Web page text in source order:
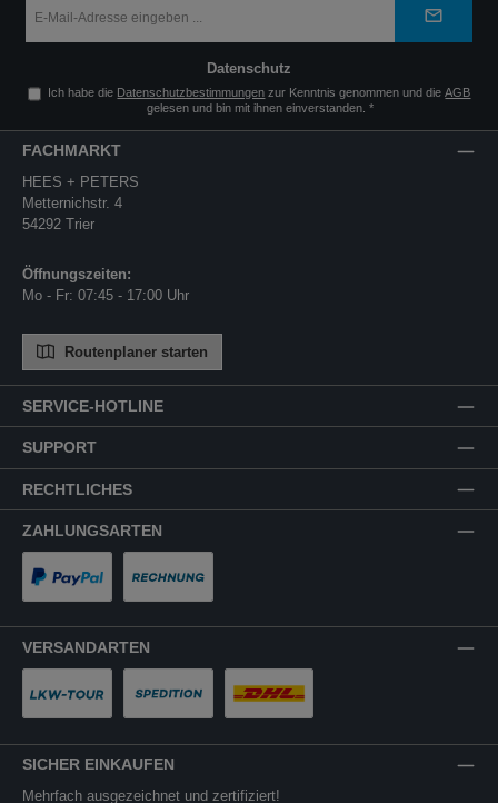
Mail-
*
Datenschutz
Ich habe die Datenschutzbestimmungen zur Kenntnis genommen und dieAGB
gelesen und bin mit ihnen einverstanden. *
SERVICE-HOTLINE
SUPPORT
RECHTLICHES
ZAHLUNGSARTEN
VERSANDARTEN
FACHMARKT
HEES + PETERS
Metternichstr. 4
54292 Trier
Öffnungszeiten:
Mo - Fr: 07:45 - 17:00 Uhr
Routenplaner starten
SICHER EINKAUFEN
Mehrfach ausgezeichnet und zertifiziert!